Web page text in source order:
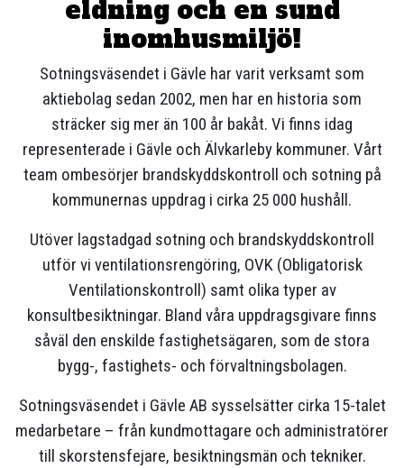
Om oss
Sotarportalen
Kontakt
Ändra uppgifter
KUNDNÖJDHET
eldning och en sund
inomhusmiljö!
Sotningsväsendet i Gävle har varit verksamt som
aktiebolag sedan 2002, men har en historia som
sträcker sig mer än 100 år bakåt. Vi finns idag
representerade i Gävle och Älvkarleby kommuner. Vårt
team ombesörjer brandskyddskontroll och sotning på
kommunernas uppdrag i cirka 25 000 hushåll.
Utöver lagstadgad sotning och brandskyddskontroll
utför vi ventilationsrengöring, OVK (Obligatorisk
Ventilationskontroll) samt olika typer av
konsultbesiktningar. Bland våra uppdragsgivare finns
såväl den enskilde fastighetsägaren, som de stora
bygg-, fastighets- och förvaltningsbolagen.
Sotningsväsendet i Gävle AB sysselsätter cirka 15-talet
medarbetare – från kundmottagare och administratörer
till skorstensfejare, besiktningsmän och tekniker.